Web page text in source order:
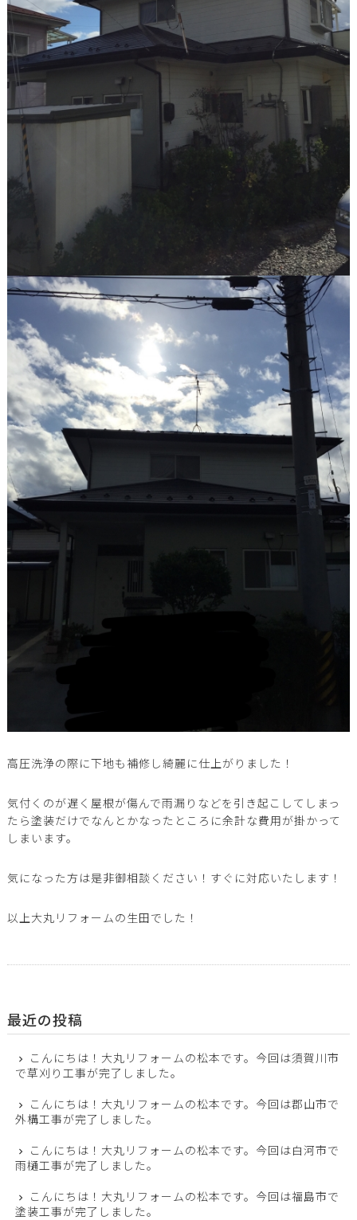
高圧洗浄の際に下地も補修し綺麗に仕上がりました！
気付くのが遅く屋根が傷んで雨漏りなどを引き起こしてしまっ
たら塗装だけでなんとかなったところに余計な費用が掛かって
しまいます。
気になった方は是非御相談ください！すぐに対応いたします！
以上大丸リフォームの生田でした！
最近の投稿
こんにちは！大丸リフォームの松本です。今回は須賀川市
で草刈り工事が完了しました。
こんにちは！大丸リフォームの松本です。今回は郡山市で
外構工事が完了しました。
こんにちは！大丸リフォームの松本です。今回は白河市で
雨樋工事が完了しました。
こんにちは！大丸リフォームの松本です。今回は福島市で
塗装工事が完了しました。